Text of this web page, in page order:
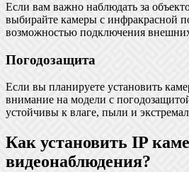
Если вам важно наблюдать за
выбирайте камеры с инфракрасной
возможностью подключения
Погодозащита
Если вы планируете установить
внимание на модели с
устойчивы к влаге, пыли и
Как установить IP
видеонаблюдения?